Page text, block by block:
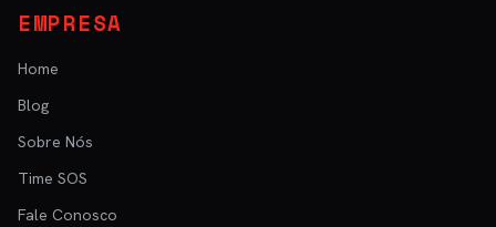
EMPRESA
Home
Blog
Sobre Nós
Time SOS
Fale Conosco